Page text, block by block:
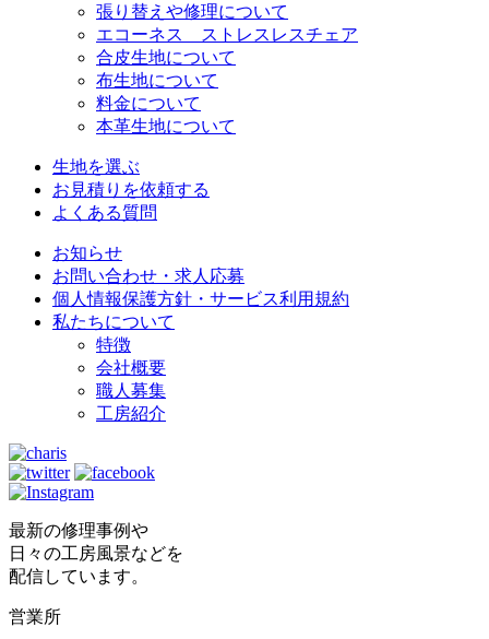
張り替えや修理について
エコーネス ストレスレスチェア
合皮生地について
布生地について
料金について
本革生地について
生地を選ぶ
お見積りを依頼する
よくある質問
お知らせ
お問い合わせ・求人応募
個人情報保護方針・サービス利用規約
私たちについて
特徴
会社概要
職人募集
工房紹介
最新の修理事例や
日々の工房風景などを
配信しています。
営業所